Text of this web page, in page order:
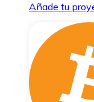
Añade tu